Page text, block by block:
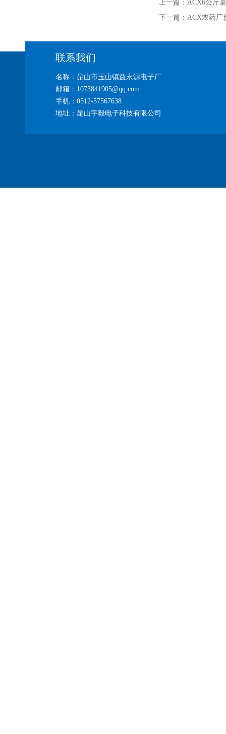
上一篇： ACX6公斤
下一篇： ACX农药厂
联系我们
名称：昆山市玉山镇益永源电子厂
邮箱：1073841905@qq.com
手机：0512-57567638
地址：昆山宇毅电子科技有限公司